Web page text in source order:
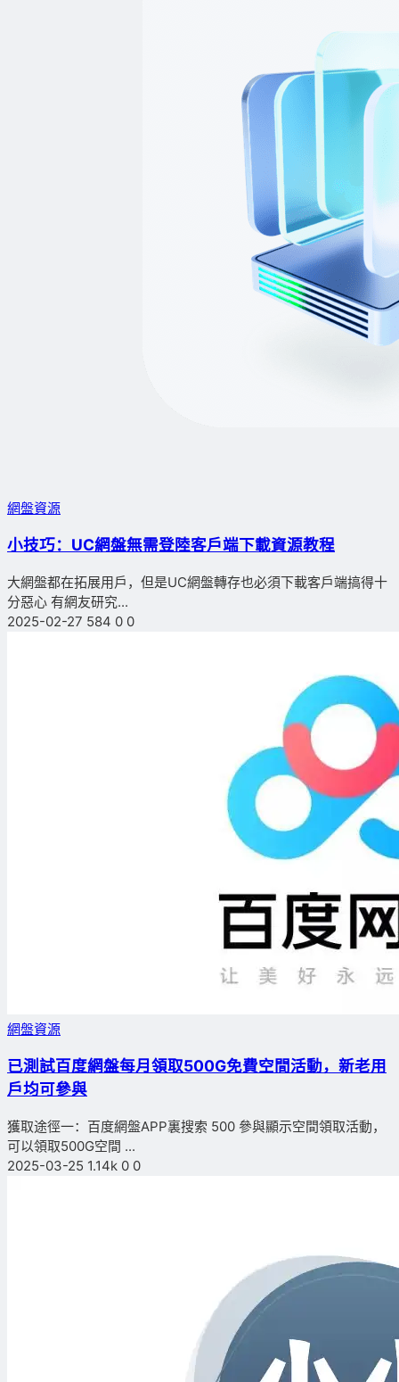
網盤資源
小技巧：UC網盤無需登陸客戶端下載資源教程
大網盤都在拓展用戶，但是UC網盤轉存也必須下載客戶端搞得十
分惡心 有網友研究...
2025-02-27 584 0 0
網盤資源
已測試百度網盤每月領取500G免費空間活動，新老用
戶均可參與
獲取途徑一：百度網盤APP裏搜索 500 參與顯示空間領取活動，
可以領取500G空間 ...
2025-03-25 1.14k 0 0